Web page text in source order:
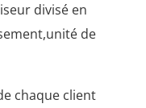
divisé en
de
chaque client